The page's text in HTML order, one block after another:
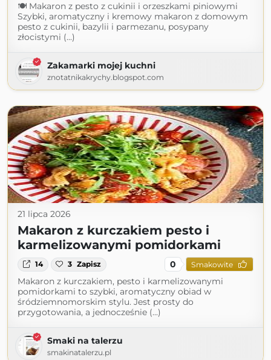
🍽 Makaron z pesto z cukinii i orzeszkami piniowymi
Szybki, aromatyczny i kremowy makaron z domowym
pesto z cukinii, bazylii i parmezanu, posypany
złocistymi (...)
Zakamarki mojej kuchni
znotatnikakrychy.blogspot.com
21 lipca 2026
Makaron z kurczakiem pesto i
karmelizowanymi pomidorkami
14 3 Zapisz 0 Smakowite
Makaron z kurczakiem, pesto i karmelizowanymi
pomidorkami to szybki, aromatyczny obiad w
śródziemnomorskim stylu. Jest prosty do
przygotowania, a jednocześnie (...)
Smaki na talerzu
smakinatalerzu.pl